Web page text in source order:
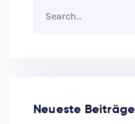
Neueste Beiträge